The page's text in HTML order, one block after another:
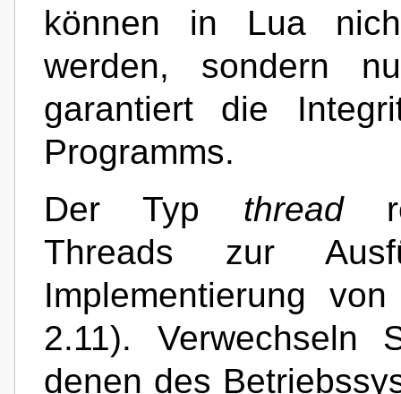
können in Lua
werden, sondern
garantiert die
Programms.
Der Typ thread
Threads zur
Implementierung
2.11). Verwechseln
denen des